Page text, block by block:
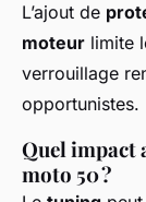
L’ajout de
moteur limite
verrouillage
opportunistes.
Quel impact
moto 50 ?